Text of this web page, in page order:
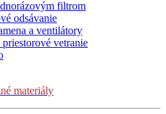
filtrom
odsávanie
a ventilátory
priestorové vetranie
materiály